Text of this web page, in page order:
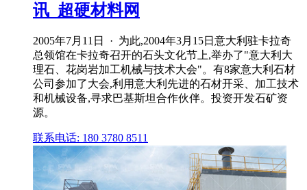
讯_超硬材料网
2005年7月11日 · 为此,2004年3月15日意大利驻卡拉奇
总领馆在卡拉奇召开的石头文化节上,举办了"意大利大
理石、花岗岩加工机械与技术大会"。有8家意大利石材
公司参加了大会,利用意大利先进的石材开采、加工技术
和机械设备,寻求巴基斯坦合作伙伴。投资开发石矿资
源。
联系电话: 180 3780 8511